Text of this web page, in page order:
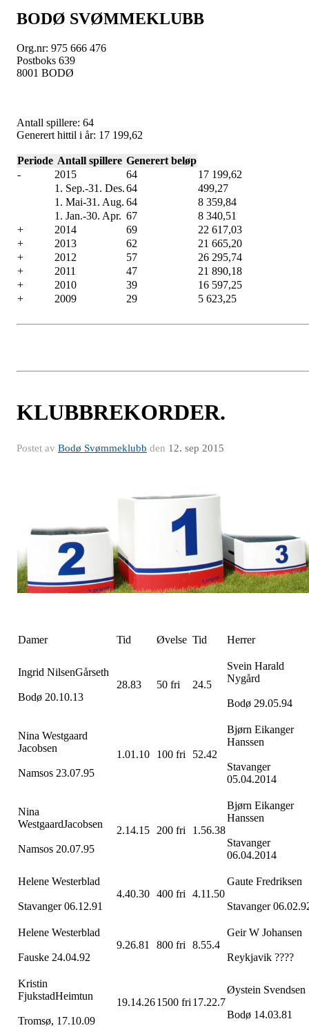
BODØ SVØMMEKLUBB
Org.nr: 975 666 476
Postboks 639
8001 BODØ
Antall spillere: 64
Generert hittil i år: 17 199,62
Periode Antall spillere Generert beløp
-
2015 64
17 199,62
1. Sep.-31. Des.64
499,27
1. Mai-31. Aug. 64
8 359,84
1. Jan.-30. Apr. 67
8 340,51
+
2014 69
22 617,03
+
2013 62
21 665,20
+
2012 57
26 295,74
+
2011 47
21 890,18
+
2010 39
16 597,25
+
2009 29 5 623,25
KLUBBREKORDER.
Postet av Bodø Svømmeklubb den 12. sep 2015
Damer Tid Øvelse Tid Herrer
Ingrid NilsenGårseth
Bodø 20.10.13
28.83 50 fri 24.5
Svein Harald
Nygård
Bodø 29.05.94
Nina Westgaard
Jacobsen
Namsos 23.07.95
1.01.10 100 fri 52.42
Bjørn Eikanger
Hanssen
Stavanger
05.04.2014
Nina
WestgaardJacobsen
Namsos 20.07.95
2.14.15 200 fri 1.56.38
Bjørn Eikanger
Hanssen
Stavanger
06.04.2014
Helene Westerblad
Stavanger 06.12.91
4.40.30 400 fri 4.11.50
Gaute Fredriksen
Stavanger
Helene Westerblad
Fauske 24.04.92
9.26.81 800 fri 8.55.4
GeirW Johansen
Reykjavik ????
Kristin
FjukstadHeimtun
Tromsø, 17.10.09
19.14.261500 fri 17.22.7
Øystein Svendsen
Bodø 14.03.81